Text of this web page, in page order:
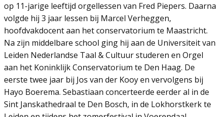
op 11-jarige leeftijd orgellessen van Fred Piepers. Daarna
volgde hij 3 jaar lessen bij Marcel Verheggen,
hoofdvakdocent aan het conservatorium te Maastricht.
Na zijn middelbare school ging hij aan de Universiteit van
Leiden Nederlandse Taal & Cultuur studeren en Orgel
aan het Koninklijk Conservatorium te Den Haag. De
eerste twee jaar bij Jos van der Kooy en vervolgens bij
Hayo Boerema. Sebastiaan concerteerde eerder al in de
Sint Janskathedraal te Den Bosch, in de Lokhorstkerk te